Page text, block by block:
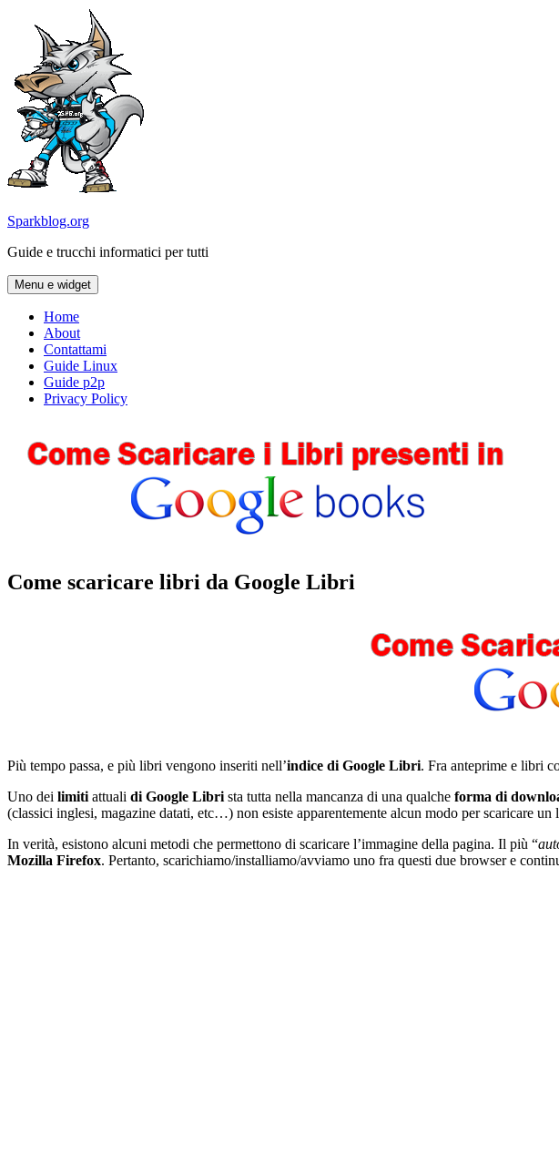
contenuto
Sparkblog.org
Guide e trucchi informatici per tutti
Menu e widget
Home
About
Contattami
Guide Linux
Guide p2p
Privacy Policy
Come scaricare libri da Google Libri
Più tempo passa, e più libri vengono inseriti nell’indice di Google Libri. Fra anteprime e libri
Uno dei limiti attuali di Google Libri sta tutta nella mancanza di una qualche forma di
(classici inglesi, magazine datati, etc…) non esiste apparentemente alcun modo per scaricare
In verità, esistono alcuni metodi che permettono di scaricare l’immagine della pagina. Il più “
Mozilla Firefox. Pertanto, scarichiamo/installiamo/avviamo uno fra questi due browser e